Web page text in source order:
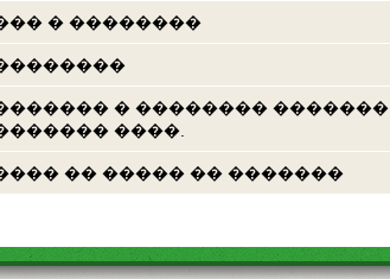
� ��������
� �������� �������.
����.
�� ����� �� �������